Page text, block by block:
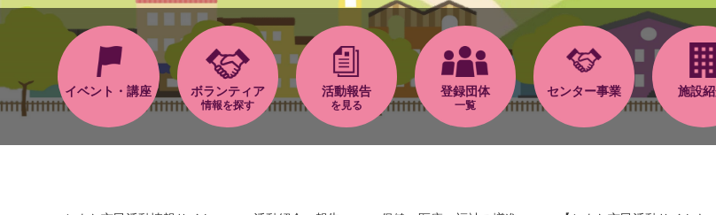
イベント・講座 ボランティア
情報を探す
活動報告
を見る
登録団体
一覧
センター事業 施設